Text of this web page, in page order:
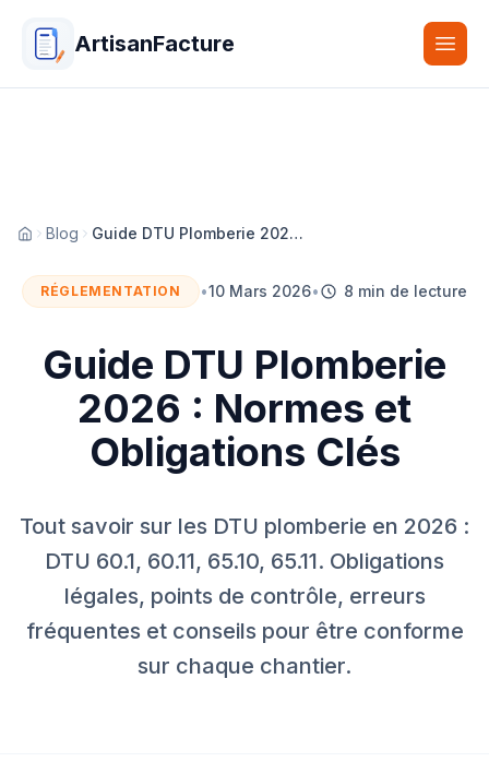
ArtisanFacture
Accueil
Blog Guide DTU Plomberie 2026 : Normes et Obligations Clés
RÉGLEMENTATION •10 Mars 2026• 8 min de lecture
Guide DTU Plomberie
2026 : Normes et
Obligations Clés
Tout savoir sur les DTU plomberie en 2026 :
DTU 60.1, 60.11, 65.10, 65.11. Obligations
légales, points de contrôle, erreurs
fréquentes et conseils pour être conforme
sur chaque chantier.